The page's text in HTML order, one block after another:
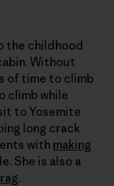
the childhood
Without
of time to climb
climb while
to Yosemite
long crack
with making
She is also a
.